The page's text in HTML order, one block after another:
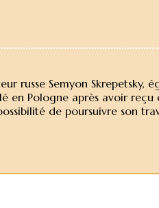
russe Semyon
en Pologne après avoir
de poursuivre son